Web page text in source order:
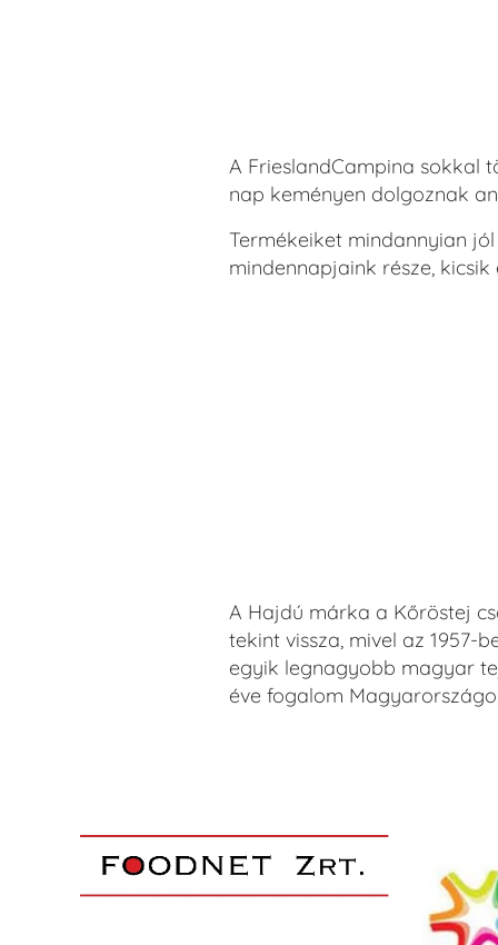
A FrieslandCampina sokkal
nap keményen dolgoznak
Termékeiket mindannyian
mindennapjaink része,
A Hajdú márka a Kőröstej
tekint vissza, mivel az
egyik legnagyobb magyar
éve fogalom